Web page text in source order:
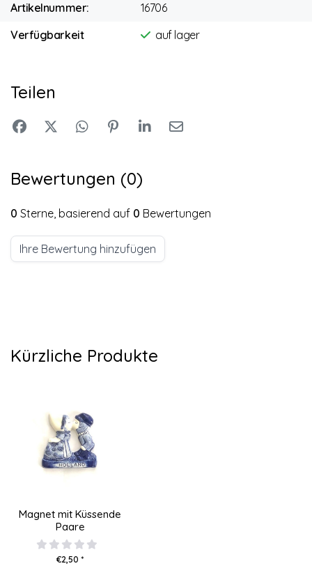
Artikelnummer:
16706
Verfügbarkeit
auf lager
Teilen
Bewertungen (0)
0 Sterne, basierend auf 0 Bewertungen
Ihre Bewertung hinzufügen
Kürzliche Produkte
Magnet mit Küssende
Paare
€2,50 *